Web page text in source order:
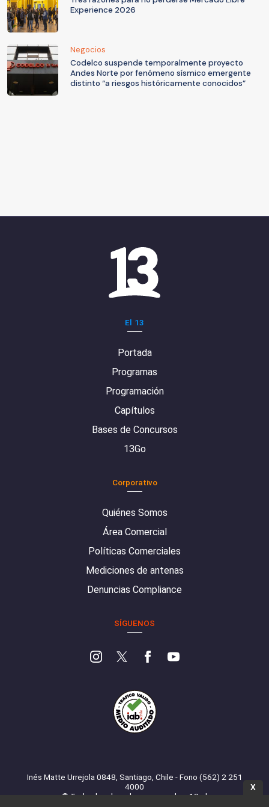
Experience 2026
Negocios
Codelco suspende temporalmente proyecto
Andes Norte por fenómeno sísmico emergente
distinto “a riesgos históricamente conocidos”
El 13
Portada
Programas
Programación
Capítulos
Bases de Concursos
13Go
Corporativo
Quiénes Somos
Área Comercial
Políticas Comerciales
Mediciones de antenas
Denuncias Compliance
SÍGUENOS
Inés Matte Urrejola 0848, Santiago, Chile - Fono (562) 2 251
4000
© Todos los derechos reservados. 13.cl
X